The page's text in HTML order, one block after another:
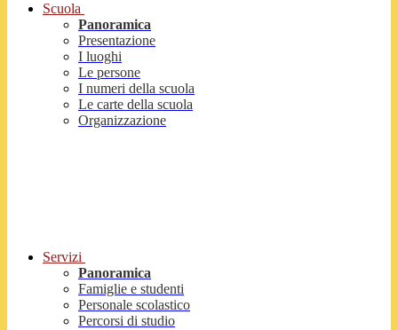
Scuola
Panoramica
Presentazione
I luoghi
Le persone
I numeri della scuola
Le carte della scuola
Organizzazione
Servizi
Panoramica
Famiglie e studenti
Personale scolastico
Percorsi di studio